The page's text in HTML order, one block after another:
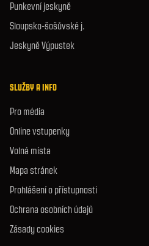
Punkevní jeskyně
Sloupsko-šošůvské j.
Jeskyně Výpustek
SLUŽBY A INFO
Pro média
Online vstupenky
Volná místa
Mapa stránek
Prohlášení o přístupnosti
Ochrana osobních údajů
Zásady cookies